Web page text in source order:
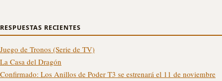
RESPUESTAS RECIENTES
Juego de Tronos (Serie de TV)
La Casa del Dragón
Confirmado: Los Anillos de Poder T3 se estrenará el 11 de noviembre